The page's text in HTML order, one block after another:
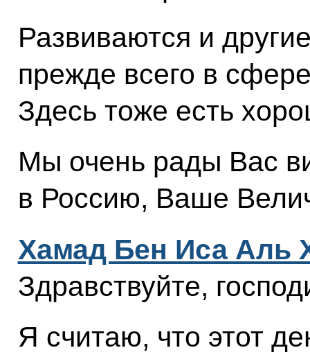
Развиваются и
прежде всего в
Здесь тоже есть
Мы очень рады Вас
в Россию, Ваше
Хамад Бен Иса Аль
Здравствуйте,
Я считаю, что этот